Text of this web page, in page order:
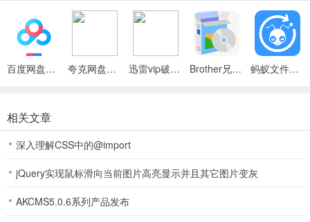
4、审批
可以对文件进行发送以及审批
5、账本
软件特色
1、即时沟通
桌面端与移动端信息同步，重要信息无疏漏
2、日程管理
百度网盘绿色免安装Pc电脑版 夸克网盘官方正式版 迅雷vip破解版永久会员2024版 Brother兄弟 MFC-8480DN多功能一体机ISIS驱动 蚂蚁文件（数据恢复大师）
相关文章
深入理解CSS中的@import
jQuery实现鼠标滑向当前图片高亮显示并且其它图片变灰
AKCMS5.0.6系列产品发布